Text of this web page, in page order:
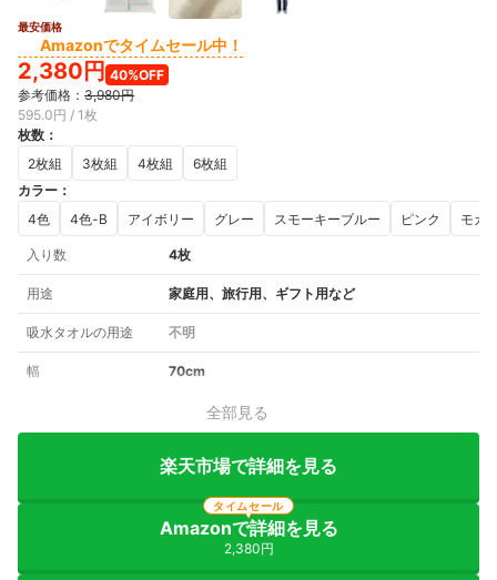
最安価格
Amazonでタイムセール中！
2,380円 40%OFF
参考価格： 3,980円
595.0円 / 1枚
枚数 ：
2枚組
3枚組 4枚組
6枚組
カラー ：
4色
4色-B アイボリー グレー スモーキーブルー ピンク モカ
入り数 4枚
用途 家庭用、旅行用、ギフト用など
吸水タオルの用途 不明
幅 70cm
全部見る
楽天市場で詳細を見る
Amazonで詳細を見る
2,380円
タイムセール